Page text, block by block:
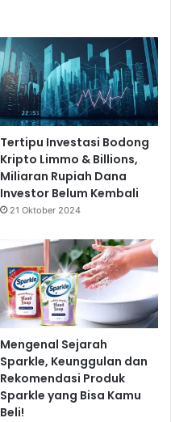
Tertipu Investasi Bodong
Kripto Limmo & Billions,
Miliaran Rupiah Dana
Investor Belum Kembali
21 Oktober 2024
Mengenal Sejarah
Sparkle, Keunggulan dan
Rekomendasi Produk
Sparkle yang Bisa Kamu
Beli!